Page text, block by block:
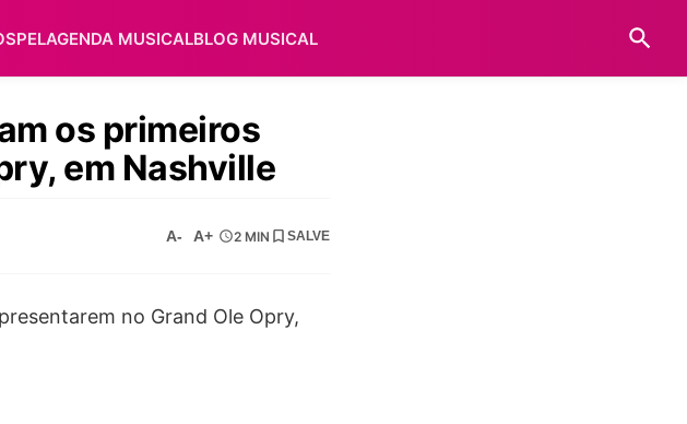
AGENDA MUSICALBLOG MUSICAL
os primeiros
em Nashville
A- A+ 2 MIN SALVE